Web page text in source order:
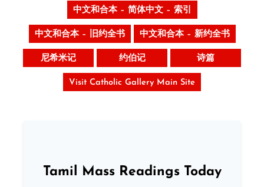
中文和合本 – 简体中文 – 索引
中文和合本 – 旧约全书 中文和合本 – 新约全书
尼希米记 约伯记 诗篇
Visit Catholic Gallery Main Site
Tamil Mass Readings Today